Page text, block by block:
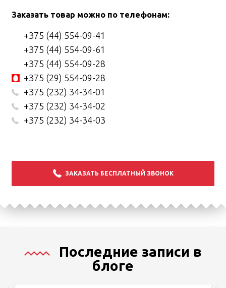
Заказать товар можно по телефонам:
+375 (44) 554-09-41
+375 (44) 554-09-61
+375 (44) 554-09-28
+375 (29) 554-09-28
+375 (232) 34-34-01
+375 (232) 34-34-02
+375 (232) 34-34-03
ЗАКАЗАТЬ БЕСПЛАТНЫЙ ЗВОНОК
Последние записи в
блоге